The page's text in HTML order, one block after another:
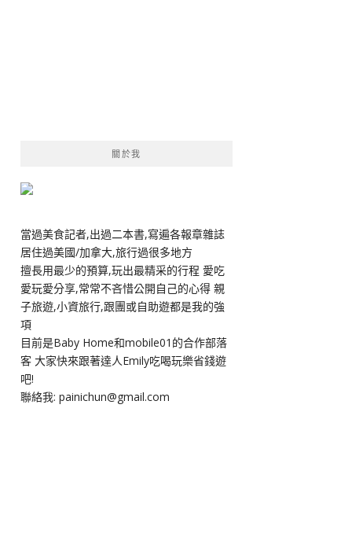
關於我
當過美食記者,出過二本書,寫遍各報章雜誌
居住過美國/加拿大,旅行過很多地方
擅長用最少的預算,玩出最精采的行程 愛吃
愛玩愛分享,常常不吝惜公開自己的心得 親
子旅遊,小資旅行,跟團或自助遊都是我的強
項
目前是Baby Home和mobile01的合作部落
客 大家快來跟著達人Emily吃喝玩樂省錢遊
吧!
聯絡我: painichun@gmail.com